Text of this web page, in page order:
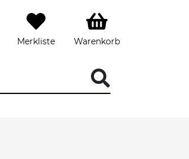
Merkliste Warenkorb